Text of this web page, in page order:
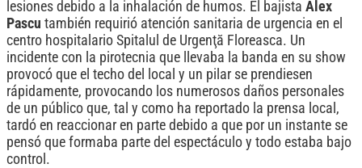
lesiones debido a la inhalación de humos. El bajista Alex
Pascu también requirió atención sanitaria de urgencia en el
centro hospitalario Spitalul de Urgenţă Floreasca. Un
incidente con la pirotecnia que llevaba la banda en su show
provocó que el techo del local y un pilar se prendiesen
rápidamente, provocando los numerosos daños personales
de un público que, tal y como ha reportado la prensa local,
tardó en reaccionar en parte debido a que por un instante se
pensó que formaba parte del espectáculo y todo estaba bajo
control.